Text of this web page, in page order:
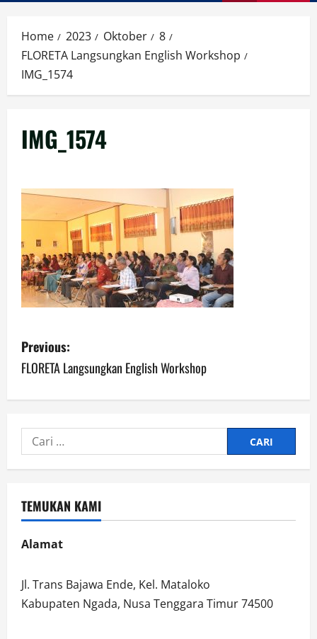
Home 2023 Oktober
8
FLORETA Langsungkan English Workshop
IMG_1574
IMG_1574
P
o
s
t
n
v
i
g
a
Previous:
FLORETA Langsungkan English Workshop
Cari
untuk:
TEMUKAN KAMI
Alamat
Jl. Trans Bajawa Ende, Kel. Mataloko
Kabupaten Ngada, Nusa Tenggara Timur 74500